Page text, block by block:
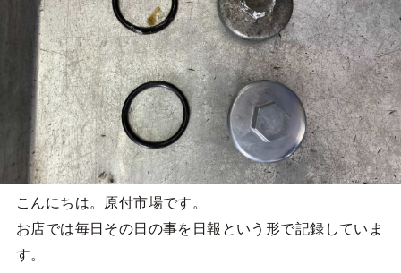
こんにちは。原付市場です。
お店では毎日その日の事を日報という形で記録していま
す。